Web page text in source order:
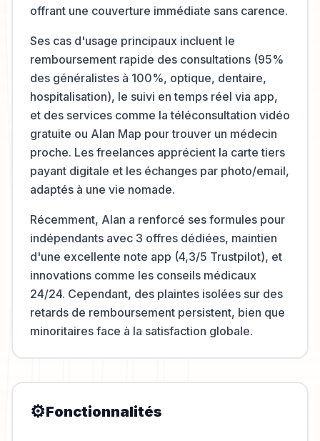
offrant une couverture immédiate sans carence.
Ses cas d'usage principaux incluent le
remboursement rapide des consultations (95%
des généralistes à 100%, optique, dentaire,
hospitalisation), le suivi en temps réel via app,
et des services comme la téléconsultation vidéo
gratuite ou Alan Map pour trouver un médecin
proche. Les freelances apprécient la carte tiers
payant digitale et les échanges par photo/email,
adaptés à une vie nomade.
Récemment, Alan a renforcé ses formules pour
indépendants avec 3 offres dédiées, maintien
d'une excellente note app (4,3/5 Trustpilot), et
innovations comme les conseils médicaux
24/24. Cependant, des plaintes isolées sur des
retards de remboursement persistent, bien que
minoritaires face à la satisfaction globale.
⚙️Fonctionnalités